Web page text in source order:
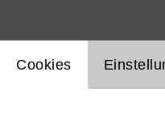
Einstellung Website
Cookies